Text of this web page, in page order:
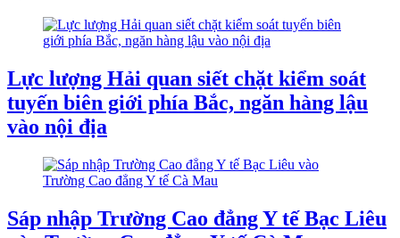
Lực lượng Hải quan siết chặt kiểm soát
tuyến biên giới phía Bắc, ngăn hàng lậu
vào nội địa
Sáp nhập Trường Cao đẳng Y tế Bạc Liêu